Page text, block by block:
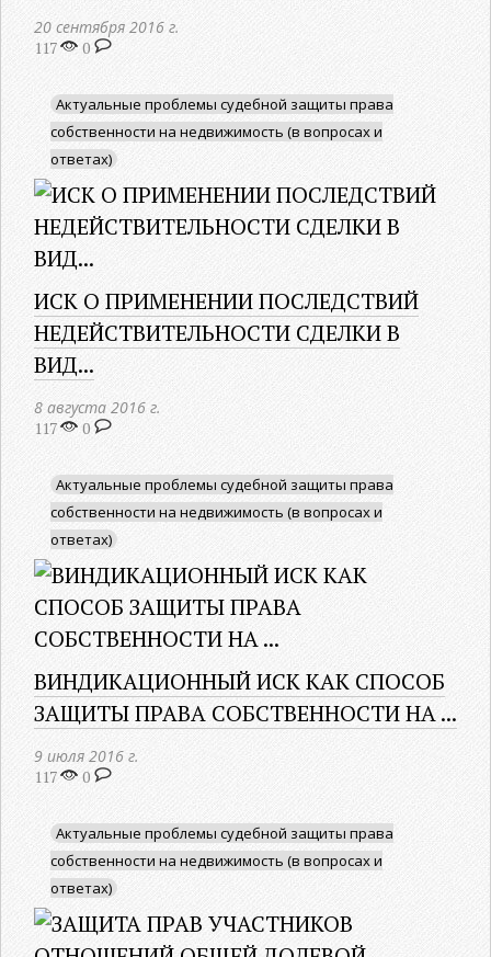
20 сентября 2016 г.
117
0
Актуальные проблемы судебной защиты права
собственности на недвижимость (в вопросах и
ответах)
ИСК О ПРИМЕНЕНИИ ПОСЛЕДСТВИЙ
НЕДЕЙСТВИТЕЛЬНОСТИ СДЕЛКИ В
ВИД...
8 августа 2016 г.
117
0
Актуальные проблемы судебной защиты права
собственности на недвижимость (в вопросах и
ответах)
ВИНДИКАЦИОННЫЙ ИСК КАК СПОСОБ
ЗАЩИТЫ ПРАВА СОБСТВЕННОСТИ НА ...
9 июля 2016 г.
117
0
Актуальные проблемы судебной защиты права
собственности на недвижимость (в вопросах и
ответах)